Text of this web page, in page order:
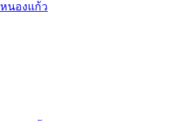
นองแก้ว